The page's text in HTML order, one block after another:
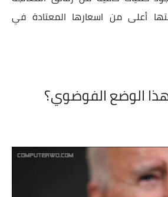
أعلى من اسعارها المعتادة في
الوضع الفوضوي؟